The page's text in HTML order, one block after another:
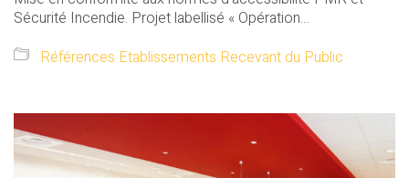
Sécurité Incendie. Projet labellisé « Opération…
Références Etablissements Recevant du Public